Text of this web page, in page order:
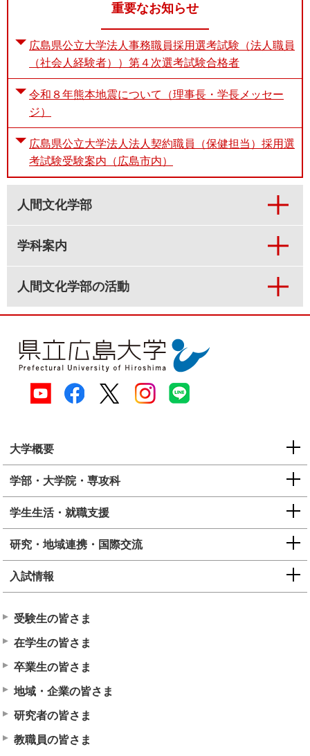
重要なお知らせ
広島県公立大学法人事務職員採用選考試験（法人職員
（社会人経験者））第４次選考試験合格者
令和８年熊本地震について（理事長・学長メッセー
ジ）
広島県公立大学法人法人契約職員（保健担当）採用選
考試験受験案内（広島市内）
人間文化学部
学科案内
人間文化学部の活動
大学概要
学部・大学院・専攻科
学生生活・就職支援
研究・地域連携・国際交流
入試情報
受験生の皆さま
在学生の皆さま
卒業生の皆さま
地域・企業の皆さま
研究者の皆さま
教職員の皆さま